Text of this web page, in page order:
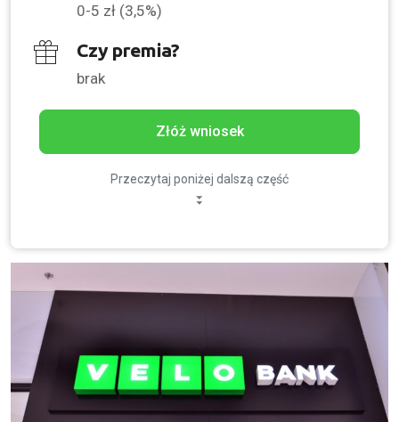
0-5 zł (3,5%)
Czy premia?
brak
Złóż wniosek
Przeczytaj poniżej dalszą część